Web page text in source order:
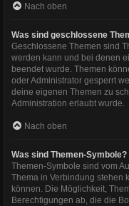
Nach oben
Was sind geschlossene
Geschlossene Themen sind
werden kann und bei denen
beendet wurde. Themen
oder Administrator gesperrt
deine eigenen Themen zu
Administration erlaubt wurde.
Nach oben
Was sind Themen-Symbole?
Themen-Symbole sind vom
Thema in Verbindung stehen
können. Die Möglichkeit,
Berechtigungen ab, die die